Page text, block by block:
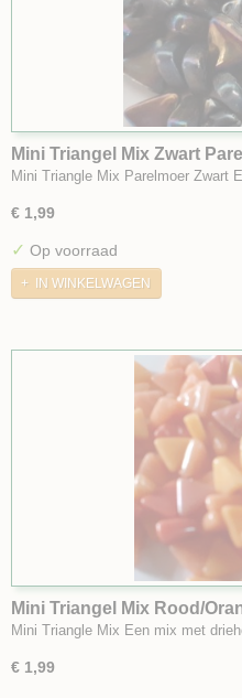
Mini Triangel Mix Zwart
Mini Triangle Mix Parelmoer Zwart
€ 1,99
✓ Op voorraad
IN WINKELWAGEN
Mini Triangel Mix Rood/
Mini Triangle Mix Een mix met
€ 1,99